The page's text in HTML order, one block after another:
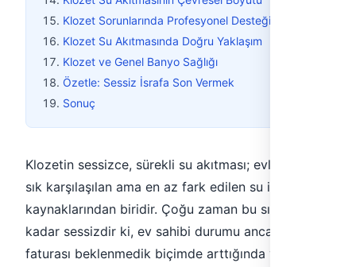
Klozet Sorunlarında Profesyonel Desteğin Rolü
Klozet Su Akıtmasında Doğru Yaklaşım
Klozet ve Genel Banyo Sağlığı
Özetle: Sessiz İsrafa Son Vermek
Sonuç
Klozetin sessizce, sürekli su akıtması; evlerde en
sık karşılaşılan ama en az fark edilen su israfı
kaynaklarından biridir. Çoğu zaman bu sızıntı o
kadar sessizdir ki, ev sahibi durumu ancak su
faturası beklenmedik biçimde arttığında ya da